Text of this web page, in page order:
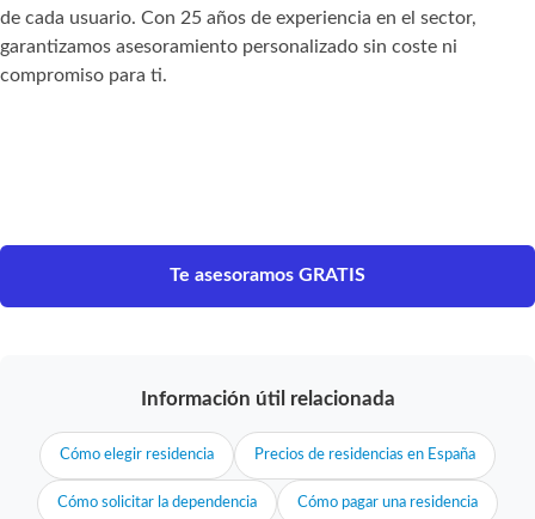
de cada usuario. Con 25 años de experiencia en el sector,
garantizamos asesoramiento personalizado sin coste ni
compromiso para ti.
Te asesoramos GRATIS
Información útil relacionada
Cómo elegir residencia Precios de residencias en España
Cómo solicitar la dependencia Cómo pagar una residencia